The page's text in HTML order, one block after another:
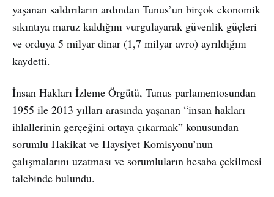
yaşanan saldırıların ardından Tunus’un birçok ekonomik
sıkıntıya maruz kaldığını vurgulayarak güvenlik güçleri
ve orduya 5 milyar dinar (1,7 milyar avro) ayrıldığını
kaydetti.
İnsan Hakları İzleme Örgütü, Tunus parlamentosundan
1955 ile 2013 yılları arasında yaşanan “insan hakları
ihlallerinin gerçeğini ortaya çıkarmak” konusundan
sorumlu Hakikat ve Haysiyet Komisyonu’nun
çalışmalarını uzatması ve sorumluların hesaba çekilmesi
talebinde bulundu.